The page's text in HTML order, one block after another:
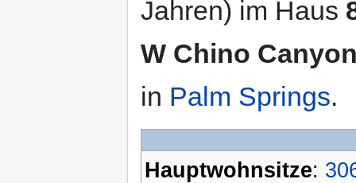
Jahren) im Haus
W Chino
in Palm Springs.
Hauptwohnsitze: